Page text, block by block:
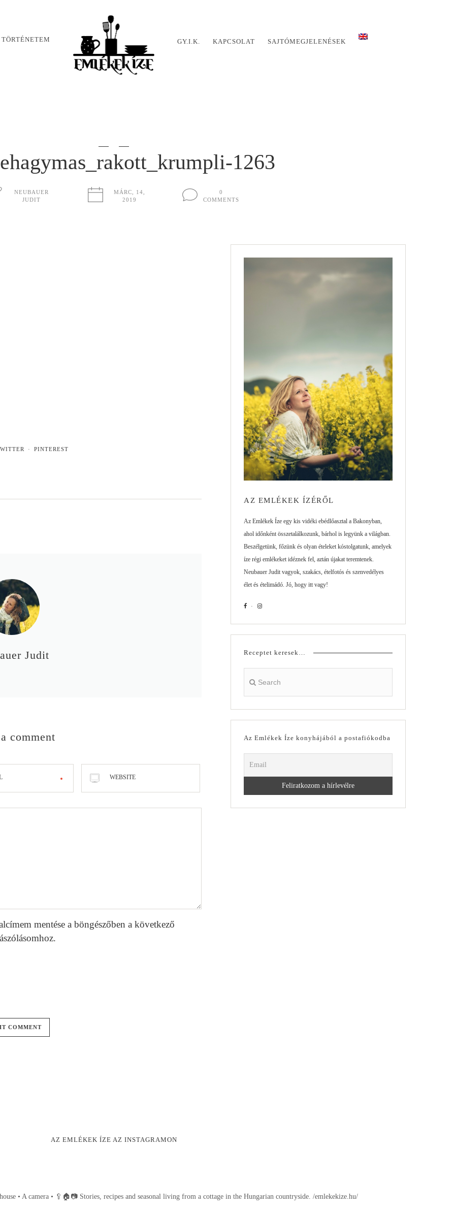
TÖRTÉNETEM GY.I.K. KAPCSOLAT SAJTÓMEGJELENÉSEK
1263
NEUBAUER
JUDIT
MÁRC, 14,
2019
0
COMMENTS
PINTEREST
Judit
comment
WEBSITE
mentése a böngészőben a következő
AZ EMLÉKEK ÍZÉRŐL
Az Emlékek Íze egy kis vidéki ebédlőasztal a Bakonyban,
ahol időnként összetalálkozunk, bárhol is legyünk a világban.
Beszélgetünk, főzünk és olyan ételeket kóstolgatunk, amelyek
íze régi emlékeket idéznek fel, aztán újakat teremtenek.
Neubauer Judit vagyok, szakács, ételfotós és szenvedélyes
élet és ételimádó. Jó, hogy itt vagy!
Receptet keresek…
Az Emlékek Íze konyhájából a postafiókodba
AZ EMLÉKEK ÍZE AZ INSTAGRAMON
• A camera • 🥄🏠📷Stories, recipes and seasonal living from a cottage in the Hungarian countryside. /emlekekize.hu/